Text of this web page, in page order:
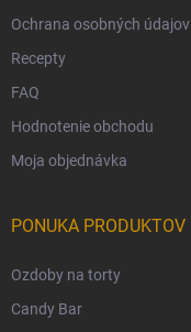
Ochrana osobných údajov
Recepty
FAQ
Hodnotenie obchodu
Moja objednávka
PONUKA PRODUKTOV
Ozdoby na torty
Candy Bar